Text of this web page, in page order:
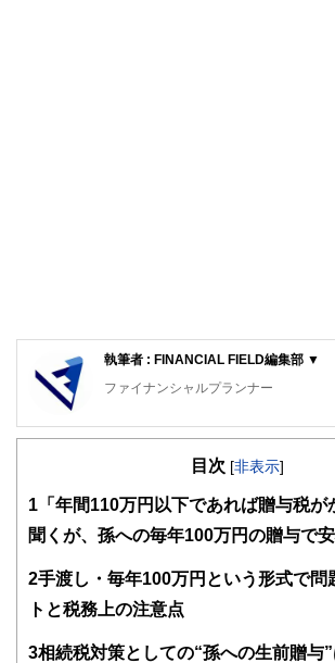
執筆者 : FINANCIAL FIELD編集部 ▼
ファイナンシャルプランナー
FinancialField編集部は、金融、経済に
知識がない方でも理解できるようわか
得者を中心に「お金や暮らし」に関す
関わることで、読者目線のコンテンツ
FinancialFieldの特徴は、ファイナンシ
ドバイザー、DCプランナー、公認会
目次 [非表示]
1
「年間110万円以下であれば贈与税が
聞くが、孫への毎年100万円の贈与で
2手渡し・毎年100万円という形式で問
トと税務上の注意点
3相続税対策としての“孫への生前贈与